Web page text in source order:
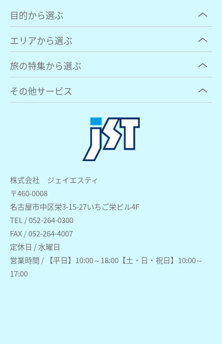
株式会社 ジェイエスティ
〒460-0008
名古屋市中区栄3-15-27いちご栄ビル4F
TEL / 052-264-0300
FAX / 052-264-4007
定休日 / 水曜日
営業時間 / 【平日】10:00～18:00【土・日・祝日】10:00～
17:00
目的から選ぶ
エリアから選ぶ
旅の特集から選ぶ
その他サービス